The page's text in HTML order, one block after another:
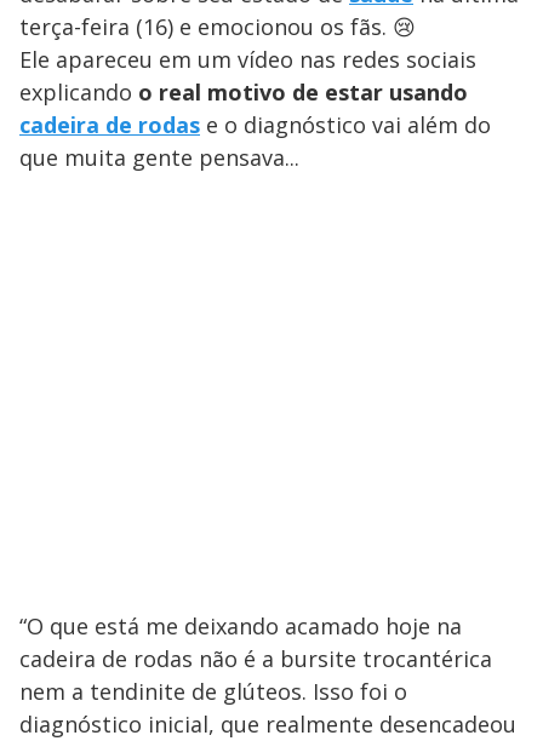
terça-feira (16) e emocionou os fãs. 😢
Ele apareceu em um vídeo nas redes sociais
explicando o real motivo de estar usando
cadeira de rodas e o diagnóstico vai além do
que muita gente pensava...
“O que está me deixando acamado hoje na
cadeira de rodas não é a bursite trocantérica
nem a tendinite de glúteos. Isso foi o
diagnóstico inicial, que realmente desencadeou